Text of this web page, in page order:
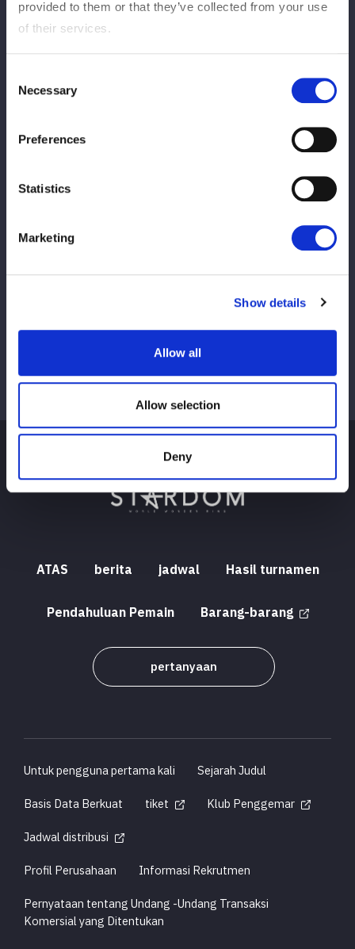
provided to them or that they’ve collected from your use
of their services.
Selection
Necessary
Preferences
Statistics
Marketing
Show details
Allow all
Allow selection
Deny
◆配信先：STARDOM YouTube Channel
https://youtube.com/@stardomofficial
Lihat semua
ATAS berita jadwal Hasil turnamen
Pendahuluan Pemain Barang-barang
pertanyaan
Untuk pengguna pertama kali
Sejarah Judul
Basis Data Berkuat
tiket
Klub Penggemar
Jadwal distribusi
Profil Perusahaan
Informasi Rekrutmen
Pernyataan tentang Undang -Undang Transaksi
Komersial yang Ditentukan